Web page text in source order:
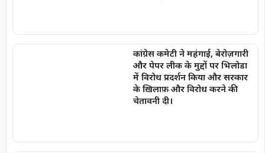
कांग्रेस कमेटी ने महंगाई, बेरोज़गारी
और पेपर लीक के मुद्दों पर भिलोडा
में विरोध प्रदर्शन किया और सरकार
के ख़िलाफ़ और विरोध करने की
चेतावनी दी।